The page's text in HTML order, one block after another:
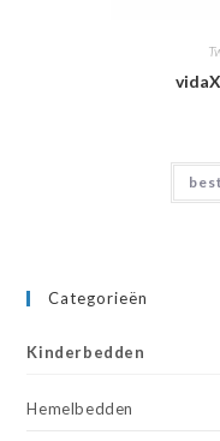
Categorieën
Kinderbedden
Hemelbedden